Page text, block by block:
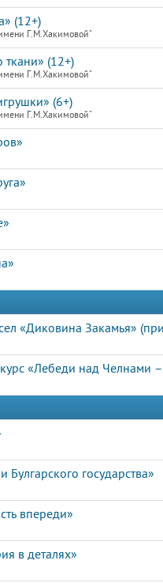
(12+)
Г.М.Хакимовой"
ткани» (12+)
Г.М.Хакимовой"
(6+)
Г.М.Хакимовой"
«Диковина Закамья»
«Лебеди над Челнами
государства»
впереди»
в деталях»